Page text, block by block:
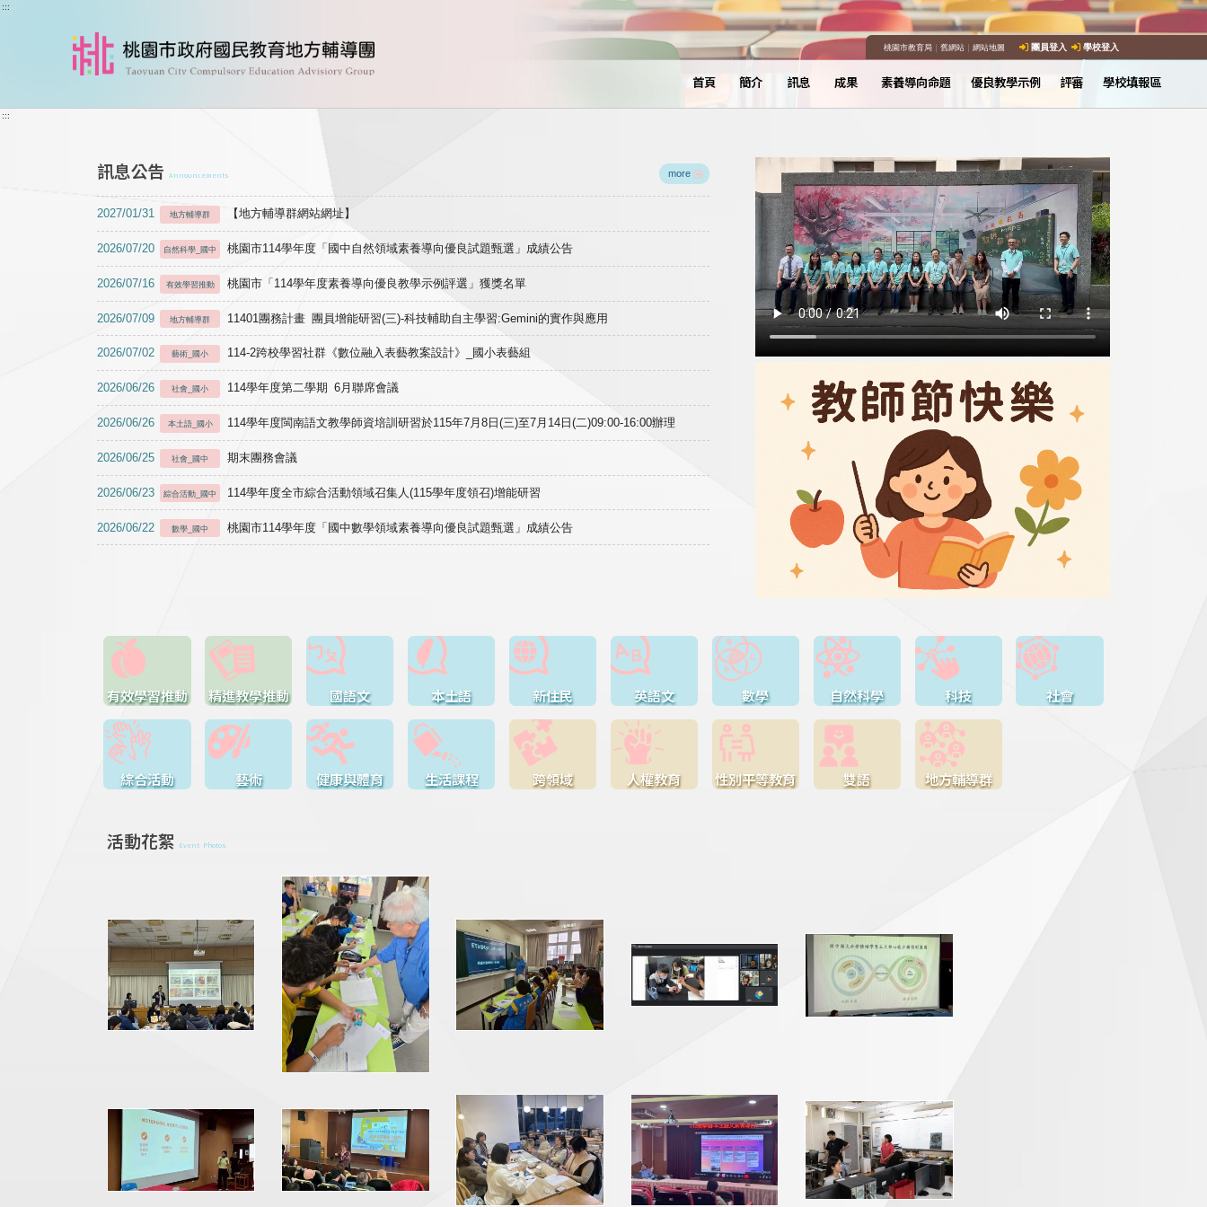
跳到主要內容
:::
桃園市教育局｜ 舊網站｜ 網站地圖 團員登入 學校登入
首頁 簡介 訊息 成果 素養導向命題 優良教學示例 評審 學校填報區
:::
訊息公告 Announcements more
2027/01/31 地方輔導群 【地方輔導群網站網址】
2026/07/20 自然科學_國中 桃園市114學年度「國中自然領域素養導向優良試題甄選」成績公告
2026/07/16 有效學習推動 桃園市「114學年度素養導向優良教學示例評選」獲獎名單
2026/07/09 地方輔導群 11401團務計畫 團員增能研習(三)-科技輔助自主學習:Gemini的實作與應用
2026/07/02 藝術_國小 114-2跨校學習社群《數位融入表藝教案設計》_國小表藝組
2026/06/26 社會_國小 114學年度第二學期 6月聯席會議
2026/06/26 本土語_國小 114學年度閩南語文教學師資培訓研習於115年7月8日(三)至7月14日(二)09:00-16:00辦理
2026/06/25 社會_國中 期末團務會議
2026/06/23 綜合活動_國中 114學年度全市綜合活動領域召集人(115學年度領召)增能研習
2026/06/22 數學_國中 桃園市114學年度「國中數學領域素養導向優良試題甄選」成績公告
有效學習推動 精進教學推動 國語文 本土語 新住民 英語文 數學 自然科學 科技 社會
綜合活動 藝術 健康與體育 生活課程 跨領域 人權教育 性別平等教育 雙語 地方輔導群
活動花絮 Event Photos